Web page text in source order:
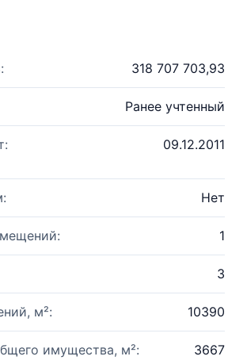
318 707 703,93
Ранее учтенный
09.12.2011
Нет
1
3
м²: 10390
имущества, м²: 3667